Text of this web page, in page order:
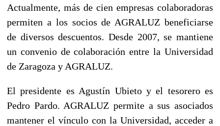
Actualmente, más de cien empresas colaboradoras
permiten a los socios de AGRALUZ beneficiarse
de diversos descuentos. Desde 2007, se mantiene
un convenio de colaboración entre la Universidad
de Zaragoza y AGRALUZ.
El presidente es Agustín Ubieto y el tesorero es
Pedro Pardo. AGRALUZ permite a sus asociados
mantener el vínculo con la Universidad, acceder a